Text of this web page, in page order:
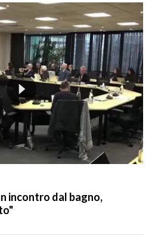
incontro dal bagno,